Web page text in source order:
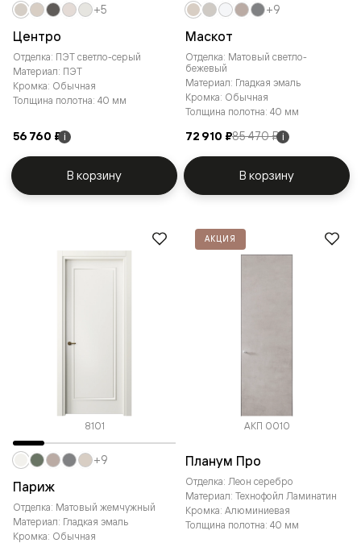
Центро
Отделка: ПЭТ светло-серый
Материал: ПЭТ
Кромка: Обычная
Толщина полотна: 40 мм
56 760 ₽ i
+5
В корзину
Маскот
Отделка: Матовый светло-
бежевый
Материал: Гладкая эмаль
Кромка: Обычная
Толщина полотна: 40 мм
72 910 ₽85 470 ₽ i
+9
В корзину
8101
Париж
Отделка: Матовый жемчужный
Материал: Гладкая эмаль
Кромка: Обычная
+9
АКЦИЯ
АКП 0010
Планум Про
Отделка: Леон серебро
Материал: Технофойл Ламинатин
Кромка: Алюминиевая
Толщина полотна: 40 мм